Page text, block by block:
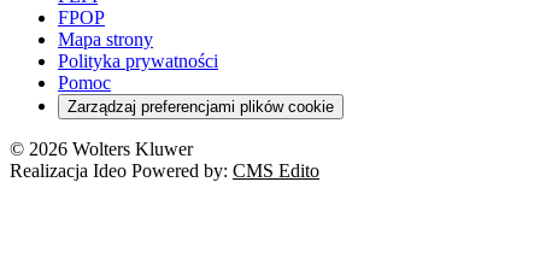
FPOP
Mapa strony
Polityka prywatności
Pomoc
Zarządzaj preferencjami plików cookie
© 2026 Wolters Kluwer
Realizacja Ideo Powered by: CMS Edito